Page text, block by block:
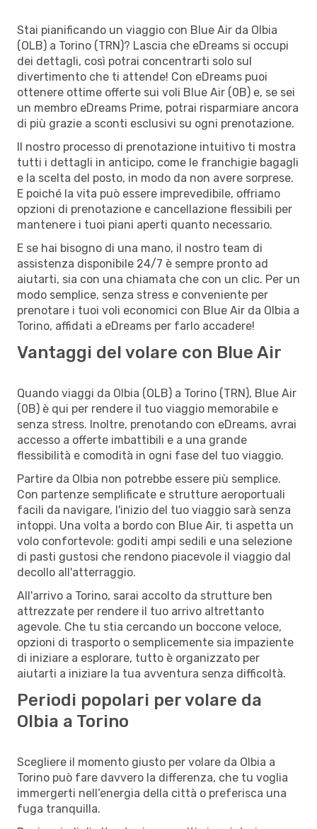
Stai pianificando un viaggio con Blue Air da Olbia
(OLB) a Torino (TRN)? Lascia che eDreams si occupi
dei dettagli, così potrai concentrarti solo sul
divertimento che ti attende! Con eDreams puoi
ottenere ottime offerte sui voli Blue Air (0B) e, se sei
un membro eDreams Prime, potrai risparmiare ancora
di più grazie a sconti esclusivi su ogni prenotazione.
Il nostro processo di prenotazione intuitivo ti mostra
tutti i dettagli in anticipo, come le franchigie bagagli
e la scelta del posto, in modo da non avere sorprese.
E poiché la vita può essere imprevedibile, offriamo
opzioni di prenotazione e cancellazione flessibili per
mantenere i tuoi piani aperti quanto necessario.
E se hai bisogno di una mano, il nostro team di
assistenza disponibile 24/7 è sempre pronto ad
aiutarti, sia con una chiamata che con un clic. Per un
modo semplice, senza stress e conveniente per
prenotare i tuoi voli economici con Blue Air da Olbia a
Torino, affidati a eDreams per farlo accadere!
Vantaggi del volare con Blue Air
Quando viaggi da Olbia (OLB) a Torino (TRN), Blue Air
(0B) è qui per rendere il tuo viaggio memorabile e
senza stress. Inoltre, prenotando con eDreams, avrai
accesso a offerte imbattibili e a una grande
flessibilità e comodità in ogni fase del tuo viaggio.
Partire da Olbia non potrebbe essere più semplice.
Con partenze semplificate e strutture aeroportuali
facili da navigare, l'inizio del tuo viaggio sarà senza
intoppi. Una volta a bordo con Blue Air, ti aspetta un
volo confortevole: goditi ampi sedili e una selezione
di pasti gustosi che rendono piacevole il viaggio dal
decollo all'atterraggio.
All'arrivo a Torino, sarai accolto da strutture ben
attrezzate per rendere il tuo arrivo altrettanto
agevole. Che tu stia cercando un boccone veloce,
opzioni di trasporto o semplicemente sia impaziente
di iniziare a esplorare, tutto è organizzato per
aiutarti a iniziare la tua avventura senza difficoltà.
Periodi popolari per volare da
Olbia a Torino
Scegliere il momento giusto per volare da Olbia a
Torino può fare davvero la differenza, che tu voglia
immergerti nell’energia della città o preferisca una
fuga tranquilla.